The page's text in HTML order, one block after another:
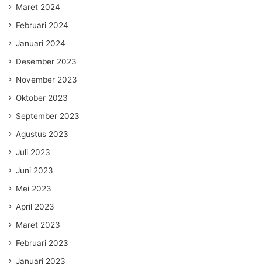
Maret 2024
Februari 2024
Januari 2024
Desember 2023
November 2023
Oktober 2023
September 2023
Agustus 2023
Juli 2023
Juni 2023
Mei 2023
April 2023
Maret 2023
Februari 2023
Januari 2023